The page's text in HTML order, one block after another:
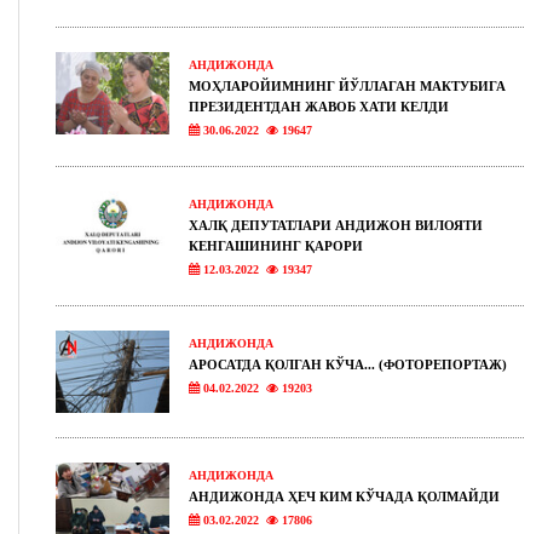
АНДИЖОНДА
МОҲЛАРОЙИМНИНГ ЙЎЛЛАГАН МАКТУБИГА
ПРЕЗИДЕНТДАН ЖАВОБ ХАТИ КЕЛДИ
30.06.2022 19647
АНДИЖОНДА
ХАЛҚ ДЕПУТАТЛАРИ АНДИЖОН ВИЛОЯТИ
КЕНГАШИНИНГ ҚАРОРИ
12.03.2022 19347
АНДИЖОНДА
АРОСАТДА ҚОЛГАН КЎЧА... (ФОТОРЕПОРТАЖ)
04.02.2022 19203
АНДИЖОНДА
АНДИЖОНДА ҲЕЧ КИМ КЎЧАДА ҚОЛМАЙДИ
03.02.2022 17806